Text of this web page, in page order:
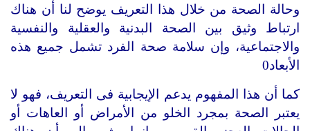
وحالة الصحة من خلال هذا التعريف يوضح لنا أن هناك
ارتباط وثيق بين الصحة البدنية والعقلية والنفسية
والاجتماعية، وإن سلامة صحة الفرد تشمل جميع هذه
الأبعاد0
كما أن هذا المفهوم يدعم الإيجابية فى التعريف، فهو لا
يعتبر الصحة بمجرد الخلو من الأمراض أو العاهات أو